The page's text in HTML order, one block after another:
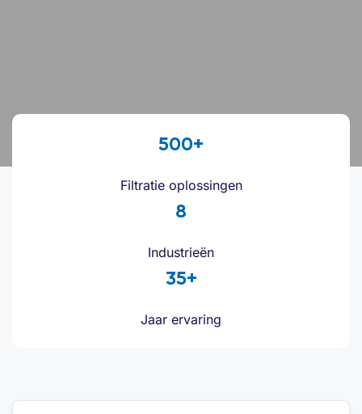
500+
Filtratie oplossingen
8
Industrieën
35+
Jaar ervaring